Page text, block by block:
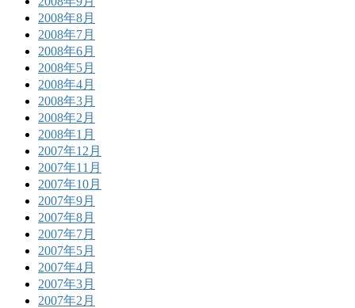
2008年8月
2008年7月
2008年6月
2008年5月
2008年4月
2008年3月
2008年2月
2008年1月
2007年12月
2007年11月
2007年10月
2007年9月
2007年8月
2007年7月
2007年5月
2007年4月
2007年3月
2007年2月